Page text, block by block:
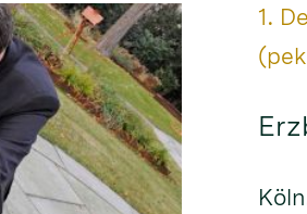
1.
Von: